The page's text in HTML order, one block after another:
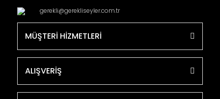
gerekli@gerekliseyler.com.tr
MÜŞTERİ HİZMETLERİ
ALIŞVERİŞ